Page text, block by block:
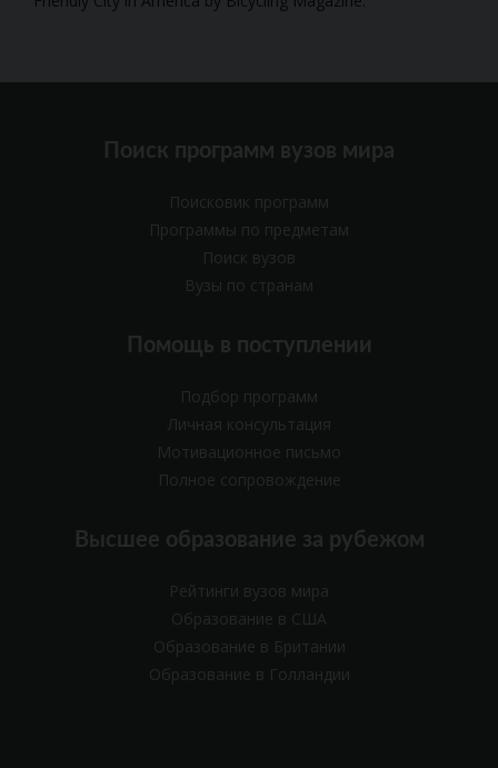
Поиск программ вузов мира
Поисковик программ
Программы по предметам
Поиск вузов
Вузы по странам
Помощь в поступлении
Подбор программ
Личная консультация
Мотивационное письмо
Полное сопровождение
Высшее образование за рубежом
Рейтинги вузов мира
Образование в США
Образование в Британии
Образование в Голландии